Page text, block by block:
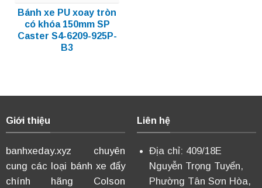
Bánh xe PU xoay tròn
có khóa 150mm SP
Caster S4-6209-925P-
B3
Giới thiệu
banhxeday.xyz chuyên
cung các loại bánh xe đẩy
chính hãng Colson
Liên hệ
Địa chỉ: 409/18E
Nguyễn Trọng Tuyển,
Phường Tân Sơn Hòa,